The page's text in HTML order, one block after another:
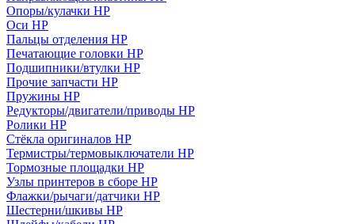
Опоры/кулачки HP
Оси HP
Пальцы отделения HP
Печатающие головки HP
Подшипники/втулки HP
Прочие запчасти HP
Пружины HP
Редукторы/двигатели/приводы HP
Ролики HP
Стёкла оригиналов HP
Термистры/термовыключатели HP
Тормозные площадки HP
Узлы принтеров в сборе HP
Флажки/рычаги/датчики HP
Шестерни/шкивы HP